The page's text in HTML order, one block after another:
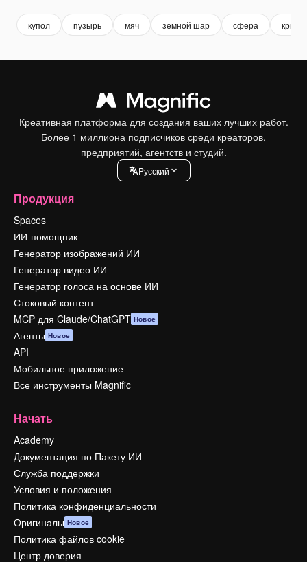
купол пузырь мяч земной шар сфера
Креативная платформа для создания ваших лучших работ.
Более 1 миллиона подписчиков среди креаторов,
предприятий, агентств и студий.
Pусский
Продукция
Spaces
ИИ-помощник
Генератор изображений ИИ
Генератор видео ИИ
Генератор голоса на основе ИИ
Стоковый контент
MCP для Claude/ChatGPT Новое
Агенты Новое
API
Мобильное приложение
Все инструменты Magnific
Начать
Academy
Документация по Пакету ИИ
Служба поддержки
Условия и положения
Политика конфиденциальности
Оригиналы Новое
Политика файлов cookie
Центр доверия